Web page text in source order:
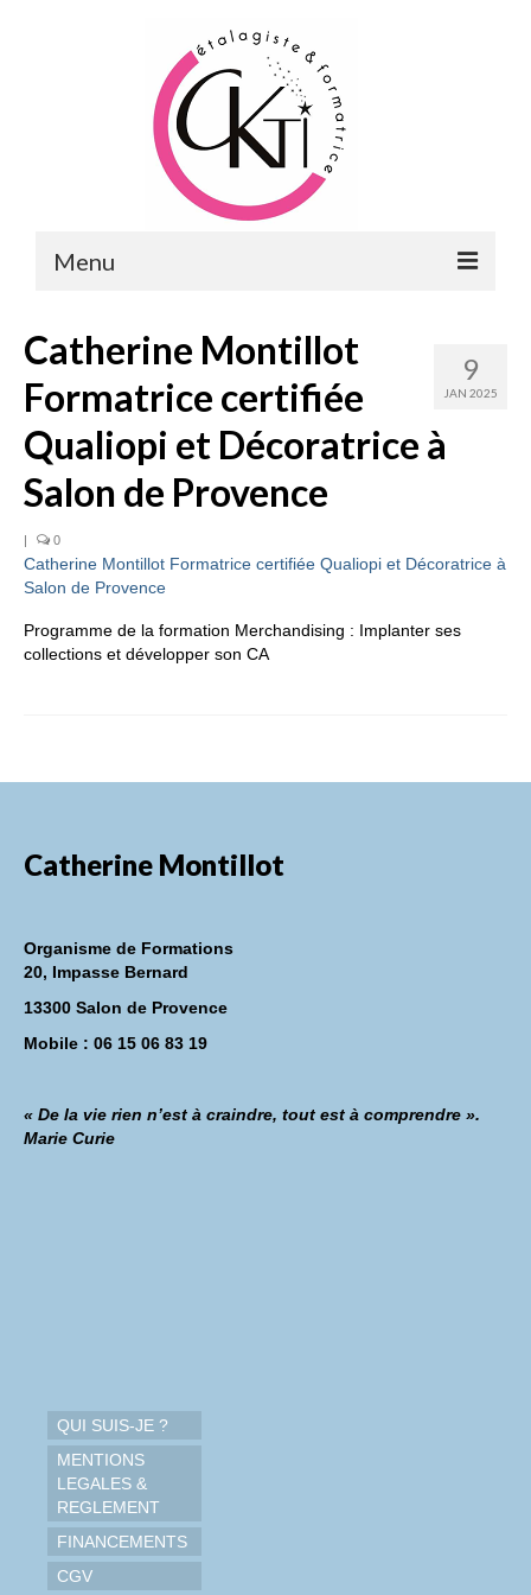
Menu
MERCHANDISING & VITRINES
FORMATIONS DE FORMATEURS
REALISATIONS
9
JAN 2025
Catherine Montillot
Formatrice certifiée
Qualiopi et Décoratrice à
Salon de Provence
| 0
Catherine Montillot Formatrice certifiée Qualiopi et Décoratrice à
Salon de Provence
Programme de la formation Merchandising : Implanter ses
collections et développer son CA
Catherine Montillot
Organisme de Formations
20, Impasse Bernard
13300 Salon de Provence
Mobile : 06 15 06 83 19
« De la vie rien n’est à craindre, tout est à comprendre ».
Marie Curie
QUI SUIS-JE ?
MENTIONS
LEGALES &
REGLEMENT
FINANCEMENTS
CGV